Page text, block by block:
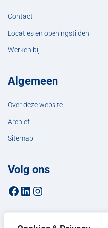
Contact
Locaties en openingstijden
Werken bij
Algemeen
Over deze website
Archief
Sitemap
Volg ons
Facebookpagina van de gemeente Hellendoorn
LinkedIn-pagina van de gemeente Hellendoorn
Instagrampagina van de gemeente Hellendoorn